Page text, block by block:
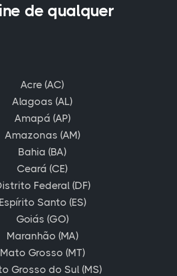
de qualquer
Acre (AC)
Alagoas (AL)
Amapá (AP)
Amazonas (AM)
Bahia (BA)
Ceará (CE)
Federal (DF)
Espírito Santo (ES)
Goiás (GO)
Maranhão (MA)
Mato Grosso (MT)
Grosso do Sul (MS)